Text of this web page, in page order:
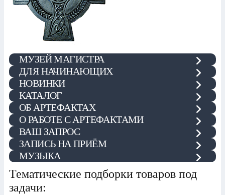
МУЗЕЙ МАГИСТРА
ДЛЯ НАЧИНАЮЩИХ
НОВИНКИ
КАТАЛОГ
ОБ АРТЕФАКТАХ
О РАБОТЕ С АРТЕФАКТАМИ
ВАШ ЗАПРОС
ЗАПИСЬ НА ПРИЁМ
МУЗЫКА
Тематические подборки товаров под
задачи: